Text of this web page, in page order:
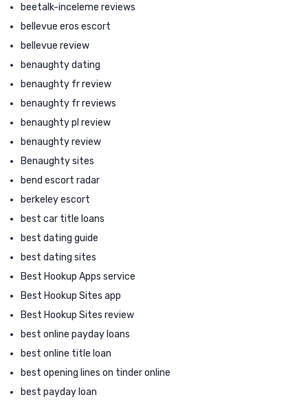
beetalk-inceleme reviews
bellevue eros escort
bellevue review
benaughty dating
benaughty fr review
benaughty fr reviews
benaughty pl review
benaughty review
Benaughty sites
bend escort radar
berkeley escort
best car title loans
best dating guide
best dating sites
Best Hookup Apps service
Best Hookup Sites app
Best Hookup Sites review
best online payday loans
best online title loan
best opening lines on tinder online
best payday loan